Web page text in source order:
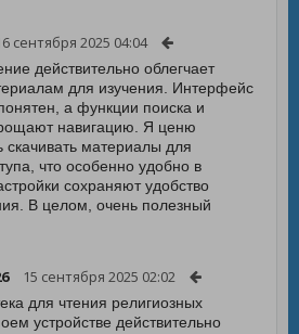
сентября 2025 04:04
действительно облегчает
для изучения. Интерфейс
а функции поиска и
навигацию. Я ценю
скачивать материалы для
что особенно удобно в
сохраняют удобство
В целом, очень полезный
15 сентября 2025 02:02
для чтения религиозных
устройстве действительно